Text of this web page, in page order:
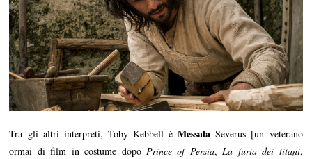
Tra gli altri interpreti, Toby Kebbell èMessala Severus [un veterano
ormai di film in costume dopo Prince of Persia,La furia dei titani,